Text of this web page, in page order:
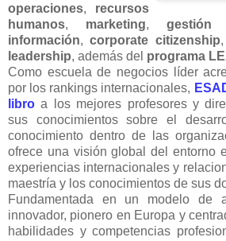
operaciones, recursos
humanos, marketing,
información,corporate citizenship,
leadership, además del programa
Como escuela de negocios líder
por los rankings internacionales,
libro a los mejores profesores y
sus conocimientos sobre el
conocimiento dentro de las
ofrece una visión global del entorno
experiencias internacionales y
maestría y los conocimientos de sus
Fundamentada en un modelo de
innovador, pionero en Europa y
habilidades y competencias